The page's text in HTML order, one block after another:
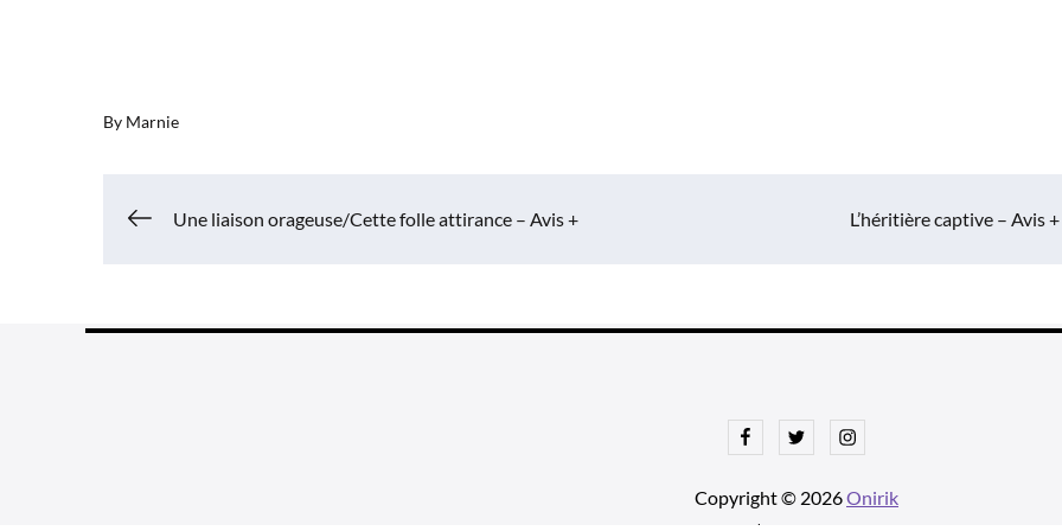
By Marnie
Navigation
Une liaison orageuse/Cette folle attirance – Avis + L’héritière captive – Avis +
FacebookTwitterInstagram
Copyright © 2026Onirik